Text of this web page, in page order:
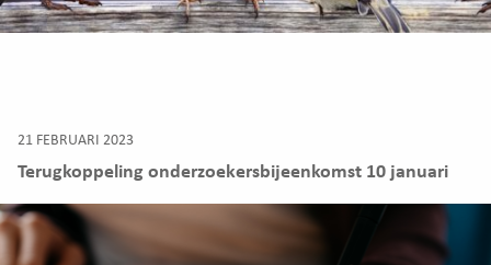
21 FEBRUARI 2023
Terugkoppeling onderzoekersbijeenkomst 10 januari